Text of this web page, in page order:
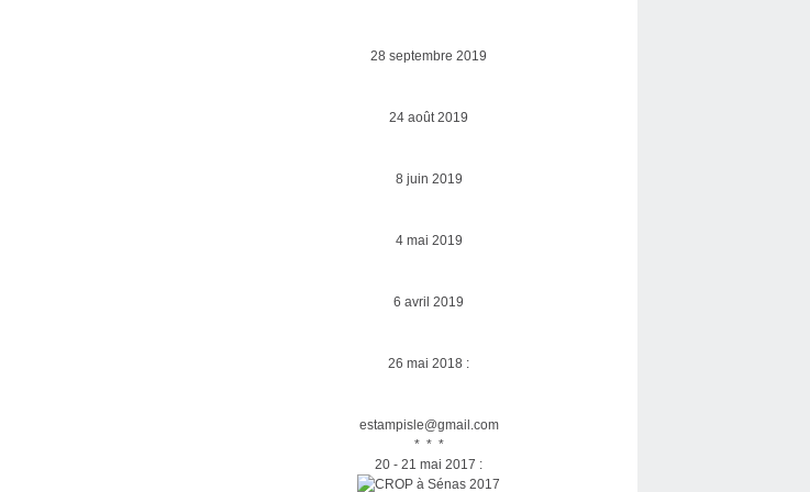
28 septembre 2019
24 août 2019
8 juin 2019
4 mai 2019
6 avril 2019
26 mai 2018 :
estampisle@gmail.com
* * *
20 - 21 mai 2017 :